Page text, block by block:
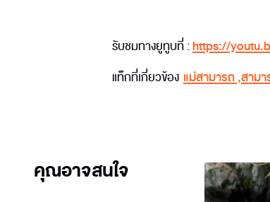
รับชมทางยูทูบที่ :https://
แท็กที่เกี่ยวข้อง แม่สามารถ,สาม
คุณอาจสนใจ